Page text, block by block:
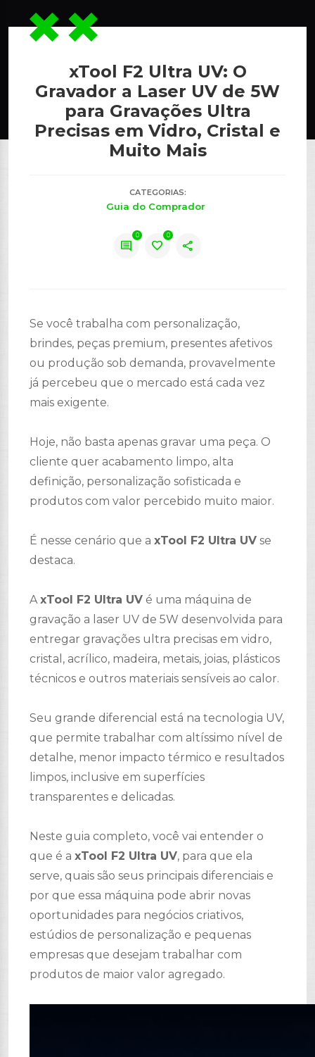
xTool F2 Ultra UV: O
Gravador a Laser UV de 5W
para Gravações Ultra
Precisas em Vidro, Cristal e
Muito Mais
CATEGORIAS:
Guia do Comprador
comment
0
favorite
0
share
Se você trabalha com personalização,
brindes, peças premium, presentes afetivos
ou produção sob demanda, provavelmente
já percebeu que o mercado está cada vez
mais exigente.
Hoje, não basta apenas gravar uma peça. O
cliente quer acabamento limpo, alta
definição, personalização sofisticada e
produtos com valor percebido muito maior.
É nesse cenário que a xTool F2 Ultra UV se
destaca.
AxTool F2 Ultra UV é uma máquina de
gravação a laser UV de 5W desenvolvida para
entregar gravações ultra precisas em vidro,
cristal, acrílico, madeira, metais, joias, plásticos
técnicos e outros materiais sensíveis ao calor.
Seu grande diferencial está na tecnologia UV,
que permite trabalhar com altíssimo nível de
detalhe, menor impacto térmico e resultados
limpos, inclusive em superfícies
transparentes e delicadas.
Neste guia completo, você vai entender o
que é a xTool F2 Ultra UV, para que ela
serve, quais são seus principais diferenciais e
por que essa máquina pode abrir novas
oportunidades para negócios criativos,
estúdios de personalização e pequenas
empresas que desejam trabalhar com
produtos de maior valor agregado.